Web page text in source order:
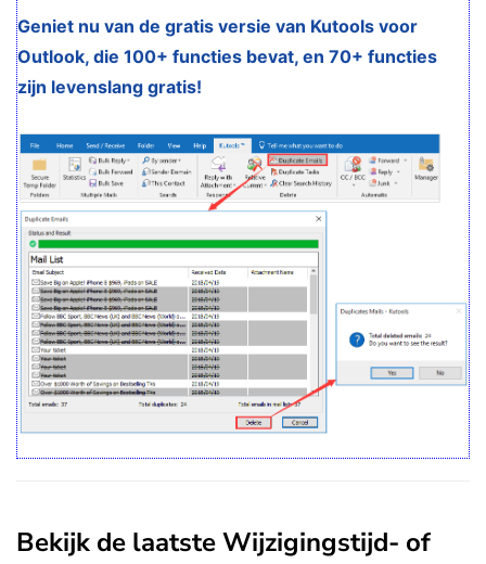
Geniet nu van de gratis versie van Kutools voor
Outlook, die 100+ functies bevat, en 70+ functies
zijn levenslang gratis!
Bekijk de laatste Wijzigingstijd- of